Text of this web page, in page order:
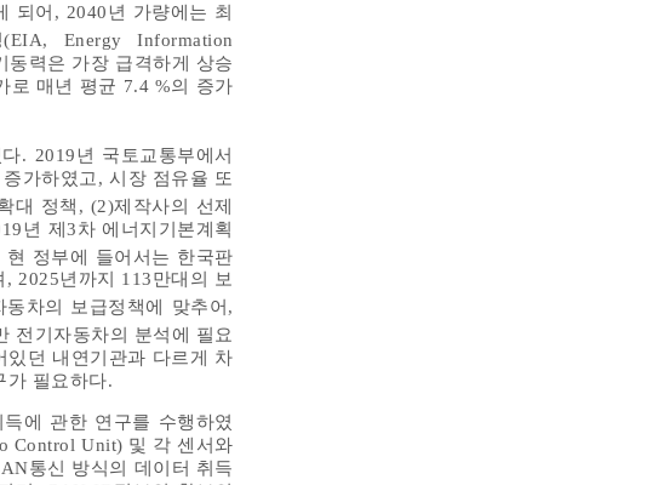
되어, 2040년 가량에는 최
Energy Information
력은 가장 급격하게 상승
로 매년 평균 7.4 %의 증가
. 2019년 국토교통부에서
가하였고, 시장 점유율 또
대 정책, (2)제작사의 선제
년 제3차 에너지기본계획
현 정부에 들어서는 한국판
2025년까지 113만대의 보
차의 보급정책에 맞추어,
전기자동차의 분석에 필요
있던 내연기관과 다르게 차
가 필요하다.
에 관한 연구를 수행하였
Control Unit) 및 각 센서와
통신 방식의 데이터 취득